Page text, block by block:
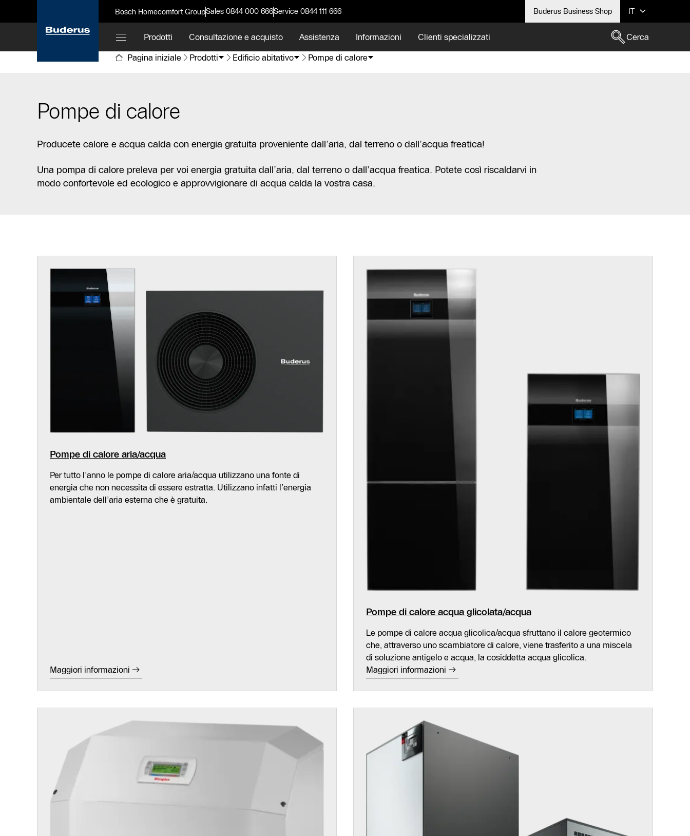
Bosch Homecomfort GroupSales 0844 000 666Service 0844 111 666 Buderus Business Shop IT
Prodotti Consultazione e acquisto Assistenza Informazioni Clienti specializzati
Cerca
Pagina iniziale
Prodotti Edificio abitativo Pompe di calore
Pompe di calore
Producete calore e acqua calda con energia gratuita proveniente dall’aria, dal terreno o dall’acqua freatica!
Una pompa di calore preleva per voi energia gratuita dall’aria, dal terreno o dall’acqua freatica. Potete così riscaldarvi in
modo confortevole ed ecologico e approvvigionare di acqua calda la vostra casa.
Pompe di calore aria/acqua
Per tutto l’anno le pompe di calore aria/acqua utilizzano una fonte di
energia che non necessita di essere estratta. Utilizzano infatti l’energia
ambientale dell’aria esterna che è gratuita.
Maggiori informazioni
Pompe di calore acqua glicolata/acqua
Le pompe di calore acqua glicolica/acqua sfruttano il calore geotermico
che, attraverso uno scambiatore di calore, viene trasferito a una miscela
di soluzione antigelo e acqua, la cosiddetta acqua glicolica.
Maggiori informazioni